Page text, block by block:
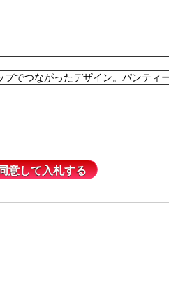
でつながったデザイン。パンティ